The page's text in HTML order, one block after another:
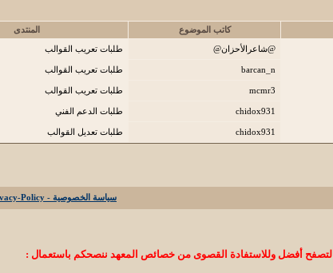
كاتب الموضوع المنتدى
@شاعرالأحزان@ طلبات تعريب القوالب
barcan_n طلبات تعريب القوالب
mcmr3 طلبات تعريب القوالب
chidox931 طلبات الدعم الفني
chidox931 طلبات تعديل القوالب
سياسة الخصوصية - Privacy-Policy
لتصفح أفضل وللاستفادة القصوى من خصائص المعهد ننصحكم باستعمال :